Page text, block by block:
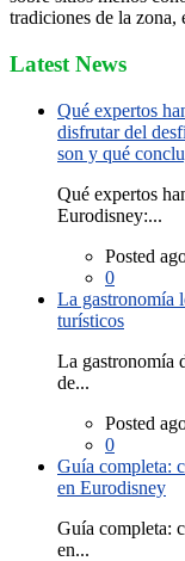
tradiciones de la zona,
Latest News
Qué expertos
disfrutar del
son y qué
Qué expertos
Eurodisney:...
Posted
0
La gastronomía
turísticos
La gastronomía
de...
Posted
0
Guía completa:
en Eurodisney
Guía completa:
en...